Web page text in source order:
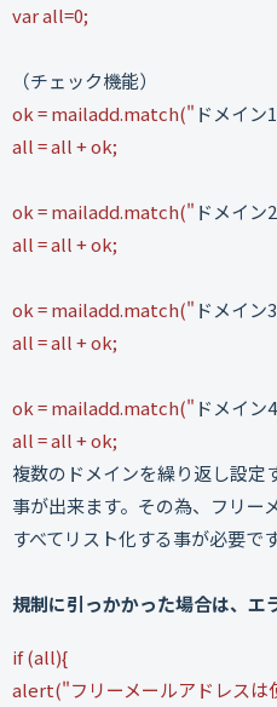
var all=0;
（チェック機能）
ok = mailadd.match(" ドメイン1
all = all + ok;
ok = mailadd.match(" ドメイン2
all = all + ok;
ok = mailadd.match(" ドメイン3
all = all + ok;
ok = mailadd.match(" ドメイン4
all = all + ok;
複数のドメインを繰り返し設定
事が出来ます。その為、フリー
すべてリスト化する事が必要です
規制に引っかかった場合は、エ
if (all){
alert("フリーメールアドレスは